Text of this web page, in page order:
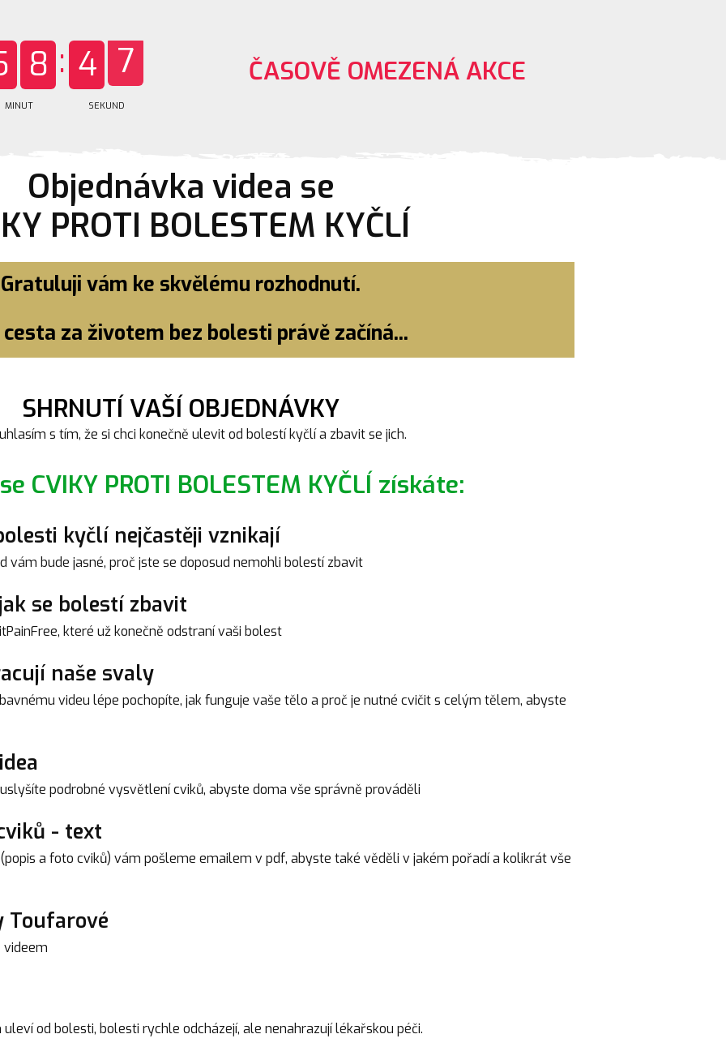
8
MINUT
4
SEKUND
ČASOVĚ OMEZENÁ AKCE
Objednávka videa se
PROTI BOLESTEM KYČLÍ
Gratuluji vám ke skvělému rozhodnutí.
cesta za životem bez bolesti právě začíná...
SHRNUTÍ VAŠÍ OBJEDNÁVKY
s tím, že si chci konečně ulevit od bolestí kyčlí a zbavit se jich.
CVIKY PROTI BOLESTEM KYČLÍ získáte:
kyčlí nejčastěji vznikají
vám bude jasné, proč jste se doposud nemohli bolestí zbavit
se bolestí zbavit
které už konečně odstraní vaši bolest
naše svaly
videu lépe pochopíte, jak funguje vaše tělo a proč je nutné cvičit s celým tělem, abyste
podrobné vysvětlení cviků, abyste doma vše správně prováděli
- text
a foto cviků) vám pošleme emailem v pdf, abyste také věděli v jakém pořadí a kolikrát vše
Toufarové
videem
uleví od bolesti, bolesti rychle odcházejí, ale nenahrazují lékařskou péči.